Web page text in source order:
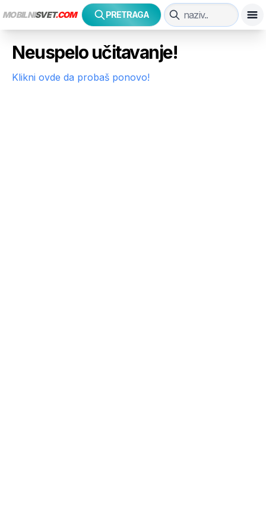
MOBILNISVET.COM PRETRAGA
Neuspelo učitavanje!
Klikni ovde da probaš ponovo!